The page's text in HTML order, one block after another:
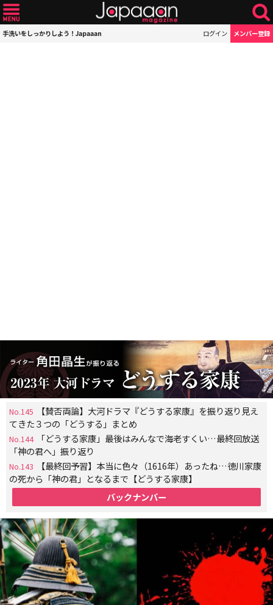
手洗いをしっかりしよう！Japaaan ログイン メンバー登録
No.145
【賛否両論】大河ドラマ『どうする家康』を振り返り見え
てきた３つの「どうする」まとめ
No.144
「どうする家康」最後はみんなで海老すくい…最終回放送
「神の君へ」振り返り
No.143
【最終回予習】本当に色々（1616年）あったね…徳川家康
の死から「神の君」となるまで【どうする家康】
バックナンバー